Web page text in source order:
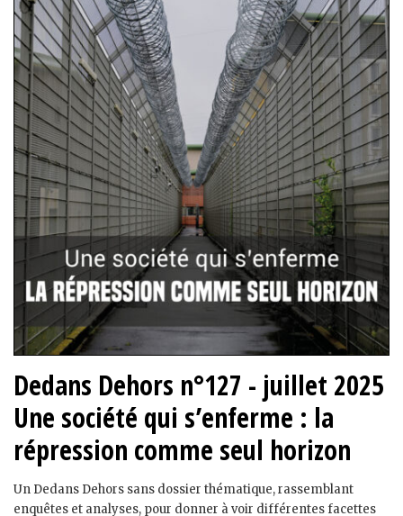
Dedans Dehors n°127 - juillet 2025
Une société qui s’enferme : la
répression comme seul horizon
Un Dedans Dehors sans dossier thématique, rassemblant
enquêtes et analyses, pour donner à voir différentes facettes